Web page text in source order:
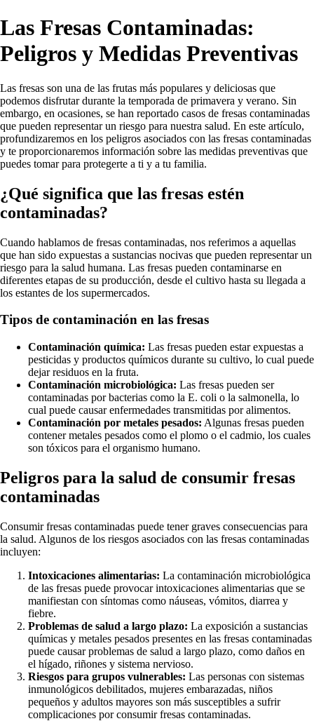
Las Fresas Contaminadas:
Peligros y Medidas Preventivas
Las fresas son una de las frutas más populares y deliciosas que
podemos disfrutar durante la temporada de primavera y verano. Sin
embargo, en ocasiones, se han reportado casos de fresas contaminadas
que pueden representar un riesgo para nuestra salud. En este artículo,
profundizaremos en los peligros asociados con las fresas contaminadas
y te proporcionaremos información sobre las medidas preventivas que
puedes tomar para protegerte a ti y a tu familia.
¿Qué significa que las fresas estén
contaminadas?
Cuando hablamos de fresas contaminadas, nos referimos a aquellas
que han sido expuestas a sustancias nocivas que pueden representar un
riesgo para la salud humana. Las fresas pueden contaminarse en
diferentes etapas de su producción, desde el cultivo hasta su llegada a
los estantes de los supermercados.
Tipos de contaminación en las fresas
Contaminación química: Las fresas pueden estar expuestas a
pesticidas y productos químicos durante su cultivo, lo cual puede
dejar residuos en la fruta.
Contaminación microbiológica: Las fresas pueden ser
contaminadas por bacterias como la E. coli o la salmonella, lo
cual puede causar enfermedades transmitidas por alimentos.
Contaminación por metales pesados: Algunas fresas pueden
contener metales pesados como el plomo o el cadmio, los cuales
son tóxicos para el organismo humano.
Peligros para la salud de consumir fresas
contaminadas
Consumir fresas contaminadas puede tener graves consecuencias para
la salud. Algunos de los riesgos asociados con las fresas contaminadas
incluyen:
Intoxicaciones alimentarias: La contaminación microbiológica
de las fresas puede provocar intoxicaciones alimentarias que se
manifiestan con síntomas como náuseas, vómitos, diarrea y
fiebre.
Problemas de salud a largo plazo: La exposición a sustancias
químicas y metales pesados presentes en las fresas contaminadas
puede causar problemas de salud a largo plazo, como daños en
el hígado, riñones y sistema nervioso.
Riesgos para grupos vulnerables: Las personas con sistemas
inmunológicos debilitados, mujeres embarazadas, niños
pequeños y adultos mayores son más susceptibles a sufrir
complicaciones por consumir fresas contaminadas.